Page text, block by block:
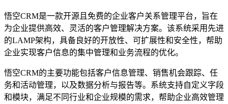
悟空CRM是一款开源且免费的企业客户关系管理平台，旨在
为企业提供高效、灵活的客户管理解决方案。该系统采用先进
的LAMP架构，具备良好的开放性、可扩展性和安全性，帮助
企业实现客户信息的集中管理和业务流程的优化。
悟空CRM的主要功能包括客户信息管理、销售机会跟踪、任
务和活动管理，以及数据分析与报告等。系统支持自定义字段
和模块，满足不同行业和企业规模的需求，帮助企业高效管理